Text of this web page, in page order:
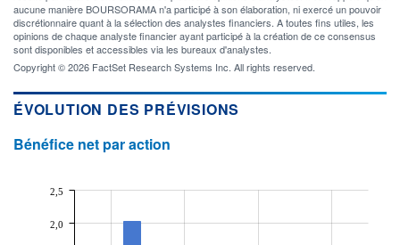
aucune manière BOURSORAMA n'a participé à son élaboration, ni exercé un pouvoir
discrétionnaire quant à la sélection des analystes financiers. A toutes fins utiles, les
opinions de chaque analyste financier ayant participé à la création de ce consensus
sont disponibles et accessibles via les bureaux d'analystes.
Copyright © 2026 FactSet Research Systems Inc. All rights reserved.
ÉVOLUTION DES PRÉVISIONS
Bénéfice net par action
2,0
2,5